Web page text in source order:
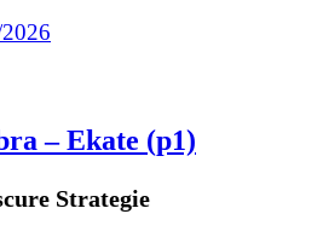
– Ekate (p1)
Strategie